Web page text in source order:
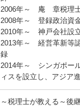
2006年～ 庵 章税理
2008年～ 登録政治資
2010年～ 神戸会社設
2013年～ 経営革新等
録
2014年～ シンガポー
ィスを設立し、アジア
～税理士が教える～後